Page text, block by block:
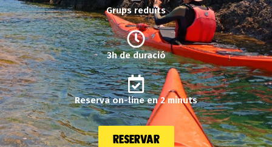
Grups reduïts
3h de duració
Reserva on-line en 2 minuts
reservar